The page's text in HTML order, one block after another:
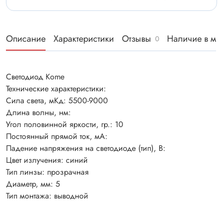
Описание Характеристики Отзывы 0 Наличие в
Светодиод Kome
Технические характеристики:
Сила света, мКд: 5500-9000
Длина волны, нм:
Угол половинной яркости, гр.: 10
Постоянный прямой ток, мА:
Падение напряжения на светодиоде (тип), В:
Цвет излучения: синий
Тип линзы: прозрачная
Диаметр, мм: 5
Тип монтажа: выводной